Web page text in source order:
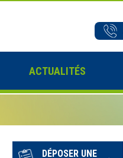
ACTUALITÉS
DÉPOSER UNE